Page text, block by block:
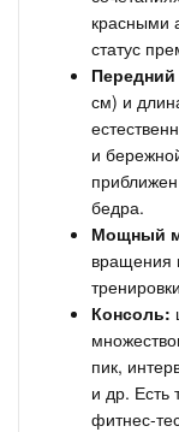
красными
статус
см) и
и
бедра.
Мощный
вращения
Консоль:
пик,
и др. Есть
фитнес-